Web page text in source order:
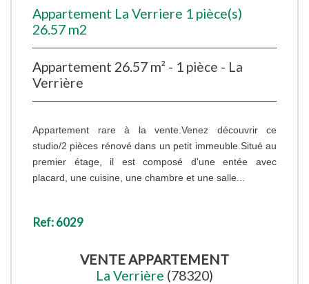
Appartement La Verriere 1 pièce(s)
26.57 m2
Appartement 26.57 m² - 1 pièce - La
Verrière
Appartement rare à la vente.Venez découvrir ce
studio/2 pièces rénové dans un petit immeuble.Situé au
premier étage, il est composé d'une entée avec
placard, une cuisine, une chambre et une salle...
Ref: 6029
VENTEAPPARTEMENT
La Verrière (78320)